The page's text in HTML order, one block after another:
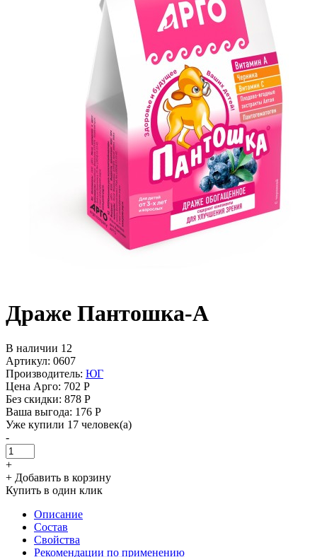
Драже Пантошка-A
В наличии 12
Артикул: 0607
Производитель: ЮГ
Цена Арго: 702 Р
Без скидки: 878 Р
Ваша выгода: 176 Р
Уже купили 17 человек(а)
-
+
+ Добавить в корзину
Купить в один клик
Описание
Состав
Свойства
Рекомендации по применению